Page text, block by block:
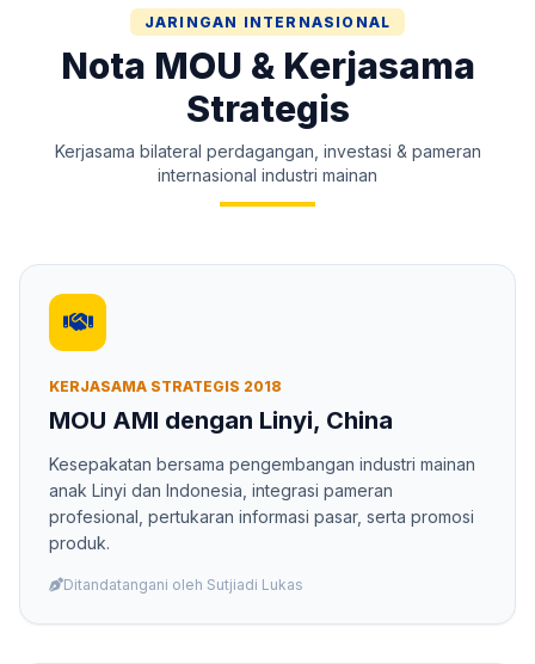
JARINGAN INTERNASIONAL
Nota MOU & Kerjasama
Strategis
Kerjasama bilateral perdagangan, investasi & pameran
internasional industri mainan
KERJASAMA STRATEGIS 2018
MOU AMI dengan Linyi, China
Kesepakatan bersama pengembangan industri mainan
anak Linyi dan Indonesia, integrasi pameran
profesional, pertukaran informasi pasar, serta promosi
produk.
Ditandatangani oleh Sutjiadi Lukas